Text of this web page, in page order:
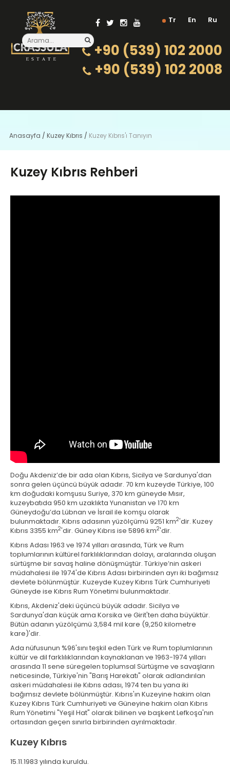
Tr En Ru
+90 (539) 102 2000
+90 (539) 102 2008
Anasayfa / Kuzey Kıbrıs / Kuzey Kıbrıs'ı Tanıyın
Kuzey Kıbrıs Rehberi
Doğu Akdeniz’de bir ada olan Kıbrıs, Sicilya ve Sardunya'dan
sonra gelen üçüncü büyük adadır. 70 km kuzeyde Türkiye, 100
km doğudaki komşusu Suriye, 370 km güneyde Mısır,
kuzeybatıda 950 km uzaklıkta Yunanistan ve 170 km
Güneydoğu’da Lübnan ve İsrail ile komşu olarak
bulunmaktadır. Kıbrıs adasının yüzölçümü 9251 km2'dir. Kuzey
Kıbrıs 3355 km2'dir. Güney Kıbrıs ise 5896 km2'dir.
Kıbrıs Adası 1963 ve 1974 yılları arasında, Türk ve Rum
toplumlarının kültürel farklılıklarından dolayı, aralarında oluşan
sürtüşme bir savaş haline dönüşmüştür. Türkiye’nin askeri
müdahalesi ile 1974'de Kıbrıs Adası birbirinden ayrı iki bağımsız
devlete bölünmüştür. Kuzeyde Kuzey Kıbrıs Türk Cumhuriyeti
Güneyde ise Kıbrıs Rum Yönetimi bulunmaktadır.
Kıbrıs, Akdeniz'deki üçüncü büyük adadır. Sicilya ve
Sardunya'dan küçük ama Korsika ve Girit'ten daha büyüktür.
Bütün adanın yüzölçümü 3,584 mil kare (9,250 kilometre
kare)'dir.
Ada nüfusunun %96'sını teşkil eden Türk ve Rum toplumlarının
kültür ve dil farklılıklarından kaynaklanan ve 1963-1974 yılları
arasında 11 sene süregelen toplumsal Sürtüşme ve savaşların
neticesinde, Türkiye'nin "Barış Harekatı" olarak adlandırılan
askeri müdahalesi ile Kıbrıs adası, 1974 ten bu yana iki
bağımsız devlete bölünmüştür. Kıbrıs'ın Kuzeyine hakim olan
Kuzey Kıbrıs Türk Cumhuriyeti ve Güneyine hakim olan Kıbrıs
Rum Yönetimi "Yeşil Hat" olarak bilinen ve başkent Lefkoşa'nın
ortasından geçen sınırla birbirinden ayrılmaktadır.
Kuzey Kıbrıs
15.11.1983 yılında kuruldu.